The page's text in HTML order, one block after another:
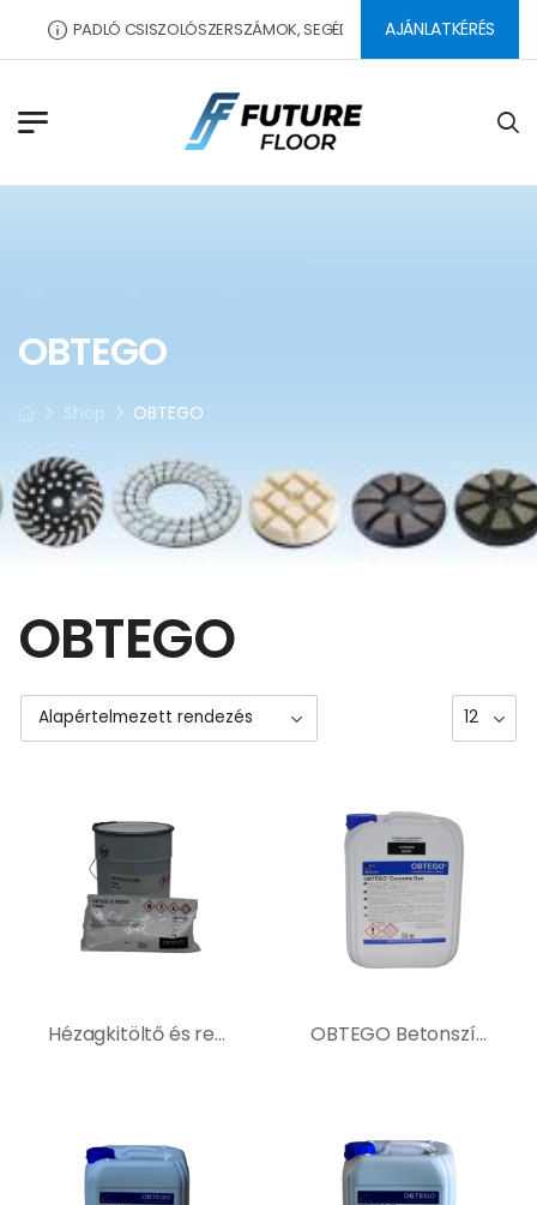
PADLÓ CSISZOLÓSZERSZÁMOK, SEGÉDANYAGOK, DILATÁCIÓS
AJÁNLATKÉRÉS
OBTEGO
Shop OBTEGO
OBTEGO
Hézagkitöltő és repedésjavító ásványi aljzatokhoz OBTEGO Betonszínező